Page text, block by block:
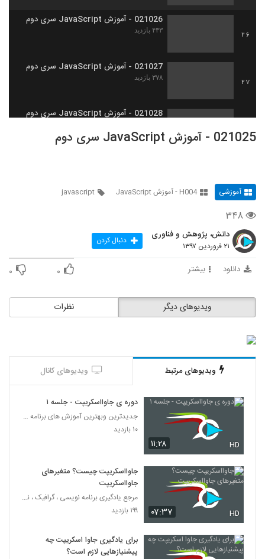
26
021026 - آموزش JavaScript سری دوم
۴۳۳ بازدید
27
021027 - آموزش JavaScript سری دوم
۳۷۸ بازدید
021028 - آموزش JavaScript سری دوم
31
32
021032 - آموزش JavaScript سری دوم
۳۶۵ بازدید
021034 - آموزش JavaScript سری دوم
۳۵۳ بازدید
35
021035 - آموزش JavaScript سری دوم
021036 - آموزش JavaScript سری دوم
37
021037 - آموزش JavaScript سری دوم
۴۱۹ بازدید
021025 - آموزش JavaScript سری دوم
آموزشی H004 - آموزش JavaScript javascript
۳۴۸
دانش، پژوهش و فناوری
۲۱ فروردین ۱۳۹۷ دنبال کردن
دانلود بیشتر ۰ ۰
نظرات ویدیوهای دیگر
ویدیوهای مرتبط ویدیوهای کانال
۱۱:۲۸ HD
دوره ی جاوااسکریپت - جلسه ۱
جدیدترین وبهترین آموزش های برنامه نویسی به زبان فا
۱۰ بازدید
۰۷:۳۷ HD
جاوااسکریپت چیست؟ متغیرهای
جاوااسکریپت
مرجع یادگیری برنامه نویسی ، گرافیک ، نرم افزار های
۱۹۹ بازدید
برای یادگیری جاوا اسکریپت چه
پیشنیازهایی لازم است؟